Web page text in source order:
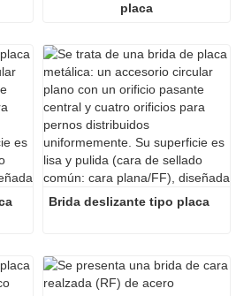
placa
Brida deslizante tipo placa